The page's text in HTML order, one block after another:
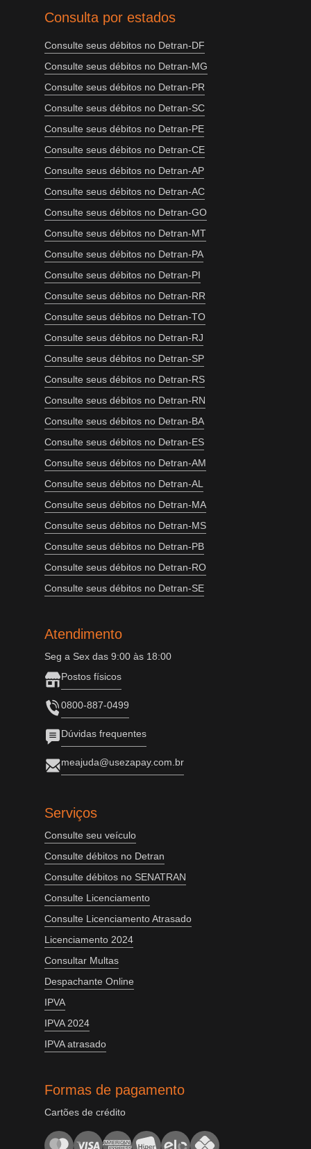
Consulta por estados
Consulte seus débitos no Detran-DF
Consulte seus débitos no Detran-MG
Consulte seus débitos no Detran-PR
Consulte seus débitos no Detran-SC
Consulte seus débitos no Detran-PE
Consulte seus débitos no Detran-CE
Consulte seus débitos no Detran-AP
Consulte seus débitos no Detran-AC
Consulte seus débitos no Detran-GO
Consulte seus débitos no Detran-MT
Consulte seus débitos no Detran-PA
Consulte seus débitos no Detran-PI
Consulte seus débitos no Detran-RR
Consulte seus débitos no Detran-TO
Consulte seus débitos no Detran-RJ
Consulte seus débitos no Detran-SP
Consulte seus débitos no Detran-RS
Consulte seus débitos no Detran-RN
Consulte seus débitos no Detran-BA
Consulte seus débitos no Detran-ES
Consulte seus débitos no Detran-AM
Consulte seus débitos no Detran-AL
Consulte seus débitos no Detran-MA
Consulte seus débitos no Detran-MS
Consulte seus débitos no Detran-PB
Consulte seus débitos no Detran-RO
Consulte seus débitos no Detran-SE
Atendimento
Seg a Sex das 9:00 às 18:00
Postos físicos
0800-887-0499
Dúvidas frequentes
meajuda@usezapay.com.br
Serviços
Consulte seu veículo
Consulte débitos no Detran
Consulte débitos no SENATRAN
Consulte Licenciamento
Consulte Licenciamento Atrasado
Licenciamento 2024
Consultar Multas
Despachante Online
IPVA
IPVA 2024
IPVA atrasado
Formas de pagamento
Cartões de crédito